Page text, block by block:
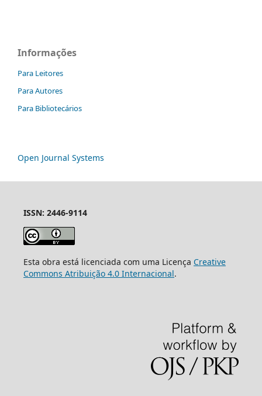
Informações
Para Leitores
Para Autores
Para Bibliotecários
Open Journal Systems
ISSN: 2446-9114
Esta obra está licenciada com uma Licença Creative
Commons Atribuição 4.0 Internacional.